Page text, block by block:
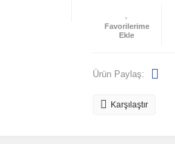
Ürün Paylaş:
Karşılaştır